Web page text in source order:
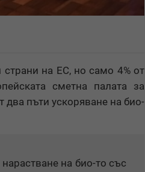
на ЕС, но само 4% от
сметна палата за
два пъти ускоряване на био-
на био-то със